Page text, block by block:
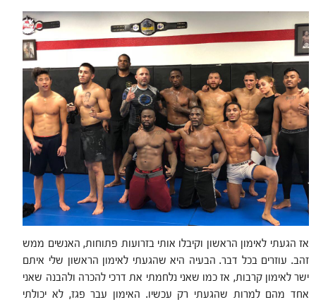
אז הגעתי לאימון הראשון וקיבלו אותי בזרועות פתוחות, האנשים ממש
זהב. עוזרים בכל דבר. הבעיה היא שהגעתי לאימון הראשון שלי איתם
ישר לאימון קרבות, אז כמו שאני נלחמתי את דרכי להכרה ולהבנה שאני
אחד מהם למרות שהגעתי רק עכשיו. האימון עבר פגז, לא יכולתי